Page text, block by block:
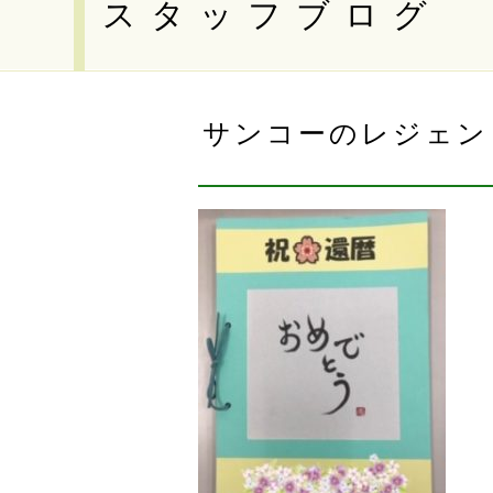
スタッフブログ
サンコーのレジェン